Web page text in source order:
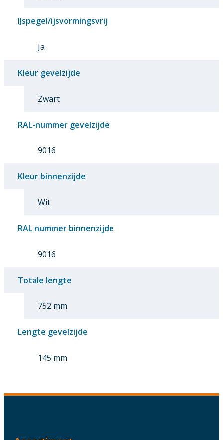
IJspegel/ijsvormingsvrij
Ja
Kleur gevelzijde
Zwart
RAL-nummer gevelzijde
9016
Kleur binnenzijde
Wit
RAL nummer binnenzijde
9016
Totale lengte
752 mm
Lengte gevelzijde
145 mm